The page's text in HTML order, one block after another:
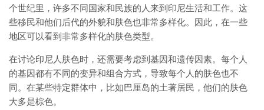
个世纪里，许多不同国家和民族的人来到印尼生活和工作。这
些移民和他们后代的外貌和肤色也非常多样化。因此，在一些
地区可以看到非常多样化的肤色类型。
在讨论印尼人肤色时，还需要考虑到基因和遗传因素。每个人
的基因都有不同的变异和组合方式，导致每个人的肤色也不
同。在某些特定群体中，比如巴厘岛的土著居民，他们的肤色
大多是棕色。